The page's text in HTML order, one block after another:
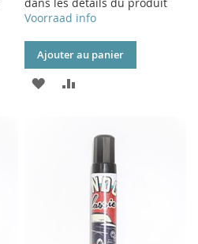
Voorraad info
Ajouter au panier
AJOUTER
COMPARATEUR